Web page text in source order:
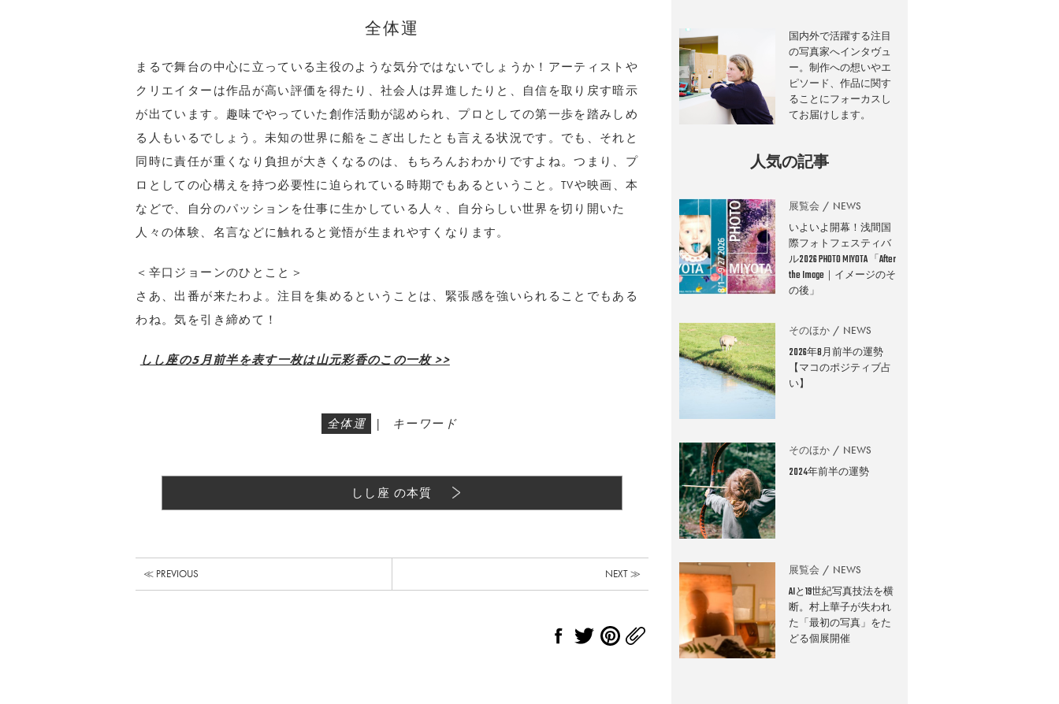
全体運
まるで舞台の中心に立っている主役のような気分ではないでしょうか！アーティストや
クリエイターは作品が高い評価を得たり、社会人は昇進したりと、自信を取り戻す暗示
が出ています。趣味でやっていた創作活動が認められ、プロとしての第一歩を踏みしめ
る人もいるでしょう。未知の世界に船をこぎ出したとも言える状況です。でも、それと
同時に責任が重くなり負担が大きくなるのは、もちろんおわかりですよね。つまり、プ
ロとしての心構えを持つ必要性に迫られている時期でもあるということ。TVや映画、本
などで、自分のパッションを仕事に生かしている人々、自分らしい世界を切り開いた
人々の体験、名言などに触れると覚悟が生まれやすくなります。
＜辛口ジョーンのひとこと＞
さあ、出番が来たわよ。注目を集めるということは、緊張感を強いられることでもある
わね。気を引き締めて！
しし座の5月前半を表す一枚は山元彩香のこの一枚 >>
全体運 | キーワード
しし座 の本質
≪ PREVIOUS NEXT ≫
国内外で活躍する注目
の写真家へインタヴュ
ー。制作への想いやエ
ピソード、作品に関す
ることにフォーカスし
てお届けします。
人気の記事
展覧会 NEWS
いよいよ開幕！浅間国
際フォトフェスティバ
ル2026 PHOTO MIYOTA 「After
the Image｜イメージのそ
の後」
そのほか NEWS
2026年8月前半の運勢
【マコのポジティブ占
い】
そのほか NEWS
2024年前半の運勢
展覧会 NEWS
AIと19世紀写真技法を横
断。村上華子が失われ
た「最初の写真」をた
どる個展開催